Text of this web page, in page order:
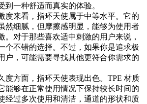
到一种舒适而真实的体验。
度来看，指环天使属于中等水平。它的
然细腻，但摩擦感明显，能够为使用者
。对于那些喜欢适中刺激的用户来说，
个不错的选择。不过，如果你是追求极
户，可能需要寻找其他更符合你需求的
度方面，指环天使表现出色。TPE 材质
能够在正常使用情况下保持较长时间的
经过多次使用和清洁，通道的形状和质